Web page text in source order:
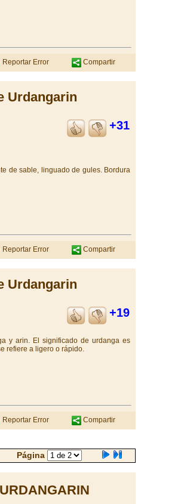
Reportar Error Compartir
Urdangarin
+31
de sable, linguado de gules. Bordura
Reportar Error Compartir
Urdangarin
+19
y arin. El significado de urdanga es
refiere a ligero o rápido.
Reportar Error Compartir
Página